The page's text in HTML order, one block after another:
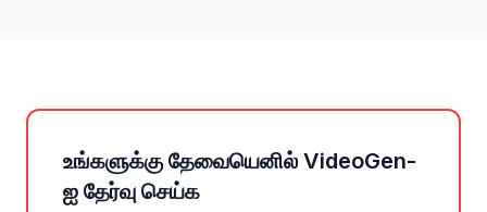
உங்களுக்கு தேவையெனில் VideoGen-
ஐ தேர்வு செய்க